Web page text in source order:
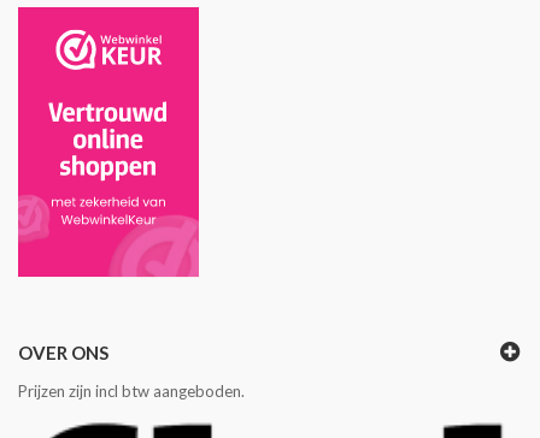
OVER ONS
Prijzen zijn incl btw aangeboden.